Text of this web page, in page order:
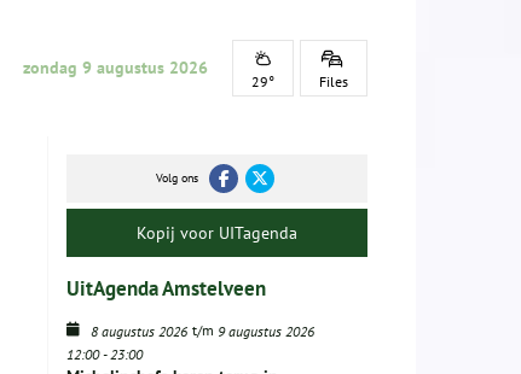
zondag 9 augustus 2026
29° Files
Volg ons
Kopij voor UITagenda
UitAgenda Amstelveen
8 augustus 2026 t/m 9 augustus 2026
12:00-23:00